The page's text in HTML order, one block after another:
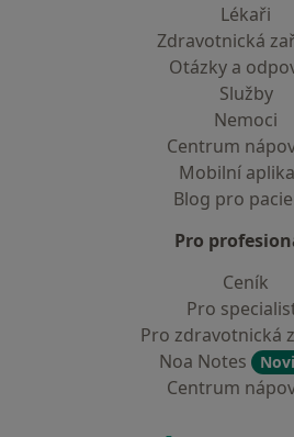
Lékaři
Zdravotnická
Otázky a
Služby
Nemoci
Centrum
Mobilní
Blog pro
Pro
Ceník
Pro
Pro zdravotnická
Noa Notes
Centrum